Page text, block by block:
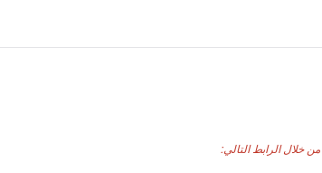
من خلال الرابط التالي: